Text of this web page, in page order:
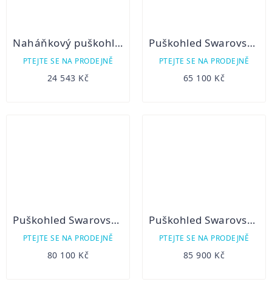
Naháňkový puškohled MeoStar R1 1-4x22 RD
PTEJTE SE NA PRODEJNĚ
24 543 Kč
Puškohled Swarovski Z8i 1-8x24 SR
PTEJTE SE NA PRODEJNĚ
65 100 Kč
Puškohled Swarovski Z8i 2-16x50P SR
PTEJTE SE NA PRODEJNĚ
80 100 Kč
Puškohled Swarovski Z8i 2,3-18x56 P SR
PTEJTE SE NA PRODEJNĚ
85 900 Kč